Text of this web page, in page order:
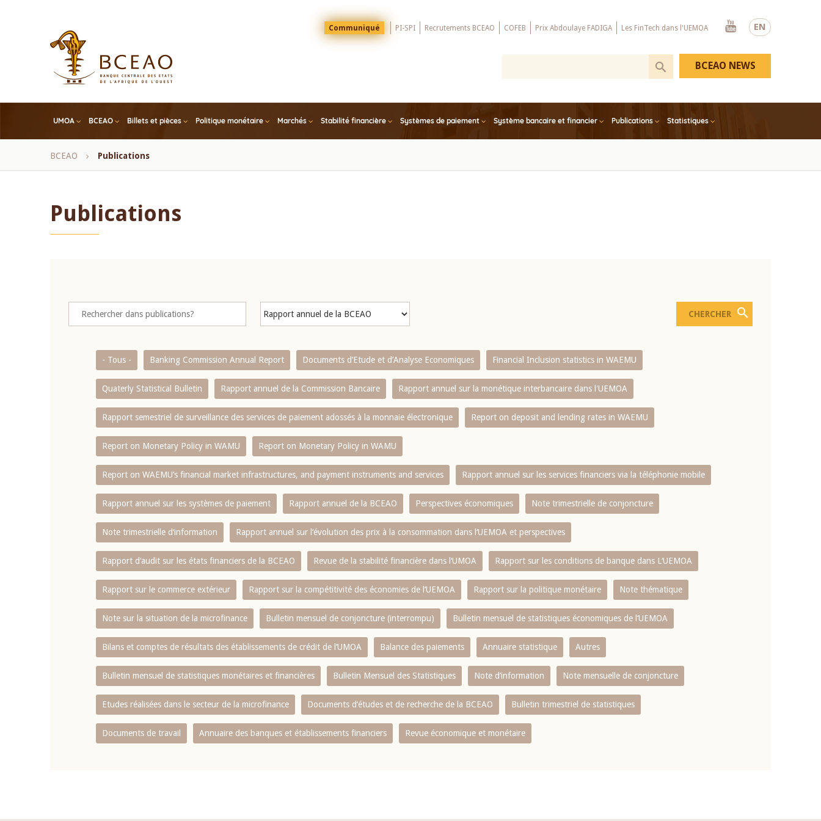
EN
Menu
Top
Communiqué PI-SPI Recrutements BCEAO COFEB Prix Abdoulaye FADIGA Les FinTech dans l'UEMOA
Youtube
UMOA BCEAO Billets et pièces Politique monétaire Marchés Stabilité financière Systèmes de paiement Système bancaire et financier Publications Statistiques
BCEAO NEWS
Fil
BCEAO Publications
Publications
- Tous - Banking Commission Annual Report Documents d’Etude et d’Analyse Economiques Financial Inclusion statistics in WAEMU
Quaterly Statistical Bulletin Rapport annuel de la Commission Bancaire Rapport annuel sur la monétique interbancaire dans l'UEMOA
Rapport semestriel de surveillance des services de paiement adossés à la monnaie électronique Report on deposit and lending rates in WAEMU
Report on Monetary Policy in WAMU Report on Monetary Policy in WAMU
Report on WAEMU’s financial market infrastructures, and payment instruments and services Rapport annuel sur les services financiers via la téléphonie mobile
Rapport annuel sur les systèmes de paiement Rapport annuel de la BCEAO Perspectives économiques Note trimestrielle de conjoncture
Note trimestrielle d‘information Rapport annuel sur l‘évolution des prix à la consommation dans l‘UEMOA et perspectives
Rapport d‘audit sur les états financiers de la BCEAO Revue de la stabilité financière dans l‘UMOA Rapport sur les conditions de banque dans L‘UEMOA
Rapport sur le commerce extérieur Rapport sur la compétitivité des économies de l‘UEMOA Rapport sur la politique monétaire Note thématique
Note sur la situation de la microfinance Bulletin mensuel de conjoncture (interrompu) Bulletin mensuel de statistiques économiques de l‘UEMOA
Bilans et comptes de résultats des établissements de crédit de l‘UMOA Balance des paiements Annuaire statistique Autres
Bulletin mensuel de statistiques monétaires et financières Bulletin Mensuel des Statistiques Note d’information Note mensuelle de conjoncture
Etudes réalisées dans le secteur de la microfinance Documents d’études et de recherche de la BCEAO Bulletin trimestriel de statistiques
Documents de travail Annuaire des banques et établissements financiers Revue économique et monétaire